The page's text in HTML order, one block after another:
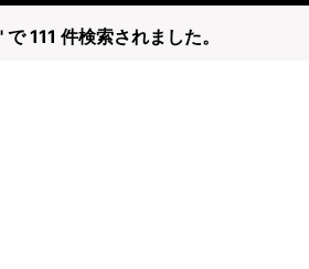
111 件検索されました。